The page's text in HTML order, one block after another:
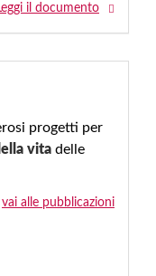
il documento
progetti per
vita delle
vai alle pubblicazioni